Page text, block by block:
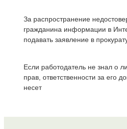
За распространение
гражданина информации в
подавать заявление в
Если работодатель не знал о
прав, ответственности за его
несет